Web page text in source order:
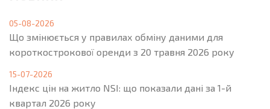
05-08-2026
Що змінюється у правилах обміну даними для
короткострокової оренди з 20 травня 2026 року
15-07-2026
Індекс цін на житло NSI: що показали дані за 1-й
квартал 2026 року